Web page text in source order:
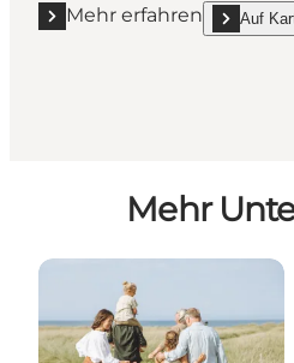
Mehr erfahren
Mehr erfahren "HotelAuf
show
Mehr